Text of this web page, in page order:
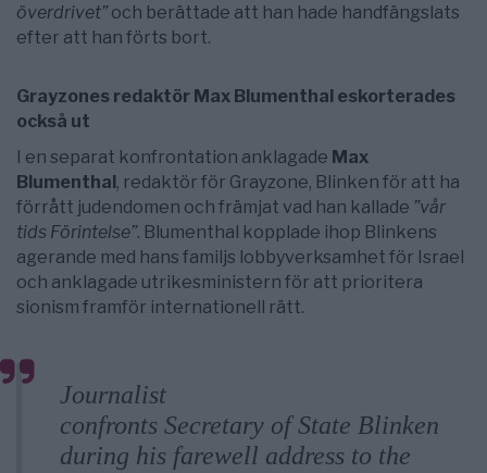
överdrivet”och berättade att han hade handfängslats
efter att han förts bort.
Grayzones redaktör Max Blumenthal eskorterades
också ut
I en separat konfrontation anklagade Max
Blumenthal , redaktör för Grayzone, Blinken för att ha
förrått judendomen och främjat vad han kallade ”vår
tids Förintelse”. Blumenthal kopplade ihop Blinkens
agerande med hans familjs lobbyverksamhet för Israel
och anklagade utrikesministern för att prioritera
sionism framför internationell rätt.
Journalist
confronts Secretary of State Blinken
during his farewell address to the